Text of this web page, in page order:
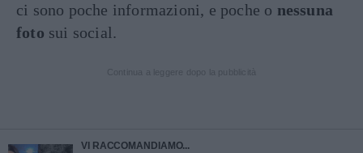
ci sono poche informazioni, e poche o nessuna
foto sui social.
VI RACCOMANDIAMO...